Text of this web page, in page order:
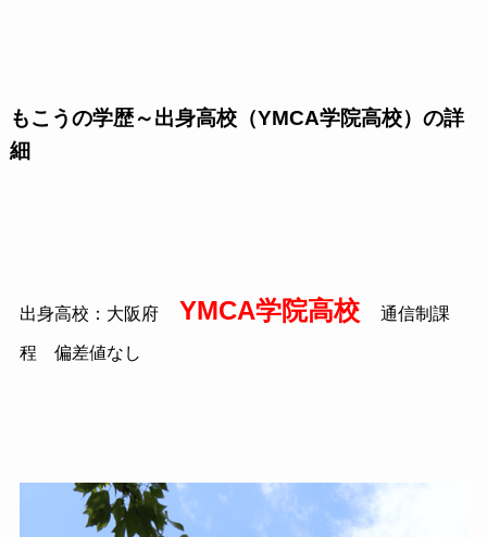
もこうの学歴～出身高校（YMCA学院高校）の詳
細
出身高校：大阪府 YMCA学院高校 通信制課
程 偏差値なし